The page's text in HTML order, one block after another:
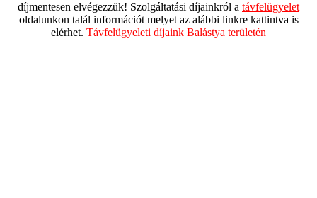
díjmentesen elvégezzük! Szolgáltatási díjainkról a távfelügyelet
oldalunkon talál információt melyet az alábbi linkre kattintva is
elérhet. Távfelügyeleti díjaink Balástya területén